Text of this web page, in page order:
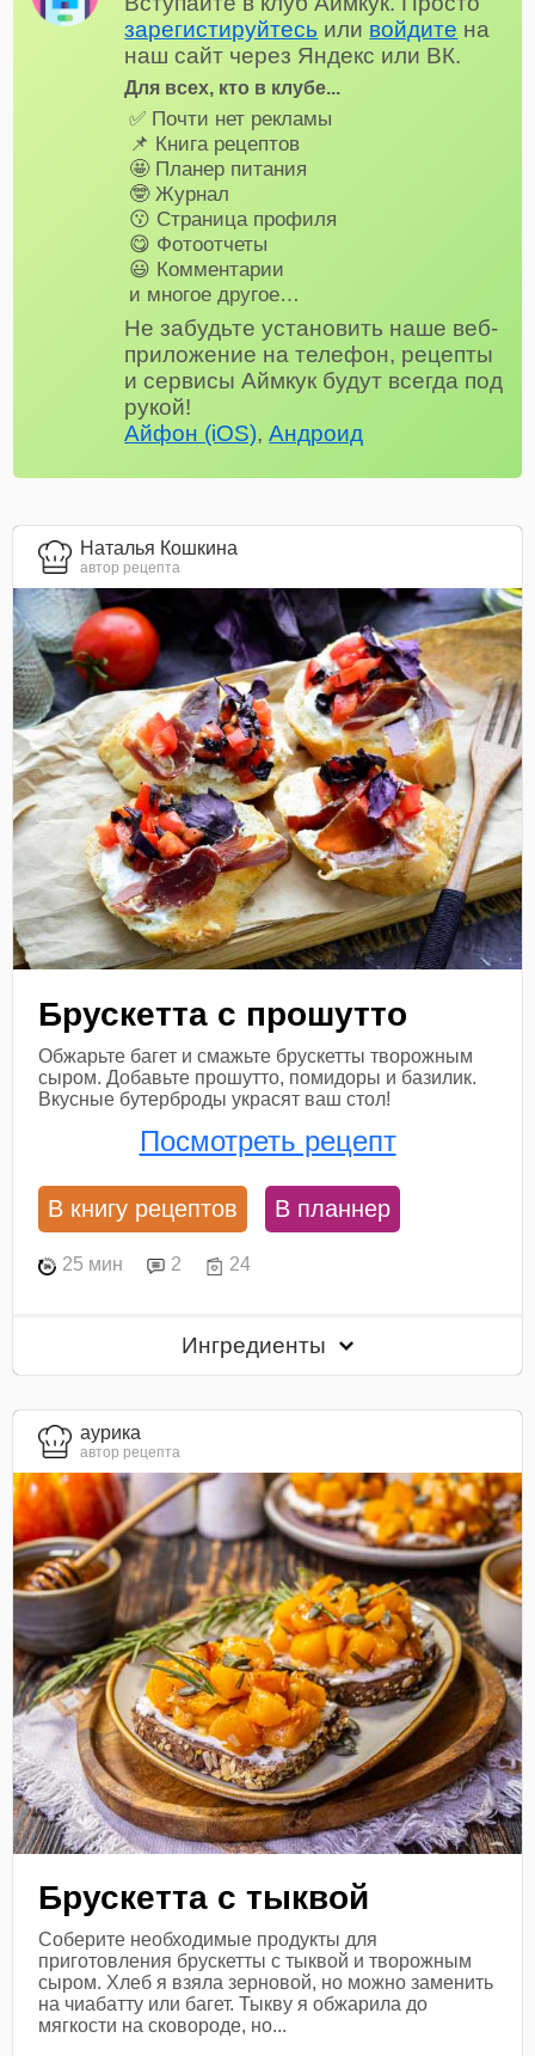
зарегистируйтесь или войдите на
наш сайт через Яндекс или ВК.
Для всех, кто в клубе...
✅ Почти нет рекламы
📌 Книга рецептов
🤩 Планер питания
🤓 Журнал
😗 Страница профиля
😋 Фотоотчеты
😃 Комментарии
и многое другое…
Не забудьте установить наше веб-
приложение на телефон, рецепты
и сервисы Аймкук будут всегда под
рукой!
Айфон (iOS),Андроид
Наталья Кошкина
автор рецепта
Брускетта с прошутто
Обжарьте багет и смажьте брускетты творожным
сыром. Добавьте прошутто, помидоры и базилик.
Вкусные бутерброды украсят ваш стол!
Посмотреть рецепт
В книгу рецептов В планнер
25 мин 2 24
Ингредиенты
aурика
автор рецепта
Брускетта с тыквой
Соберите необходимые продукты для
приготовления брускетты с тыквой и творожным
сыром. Хлеб я взяла зерновой, но можно заменить
на чиабатту или багет. Тыкву я обжарила до
мягкости на сковороде, но...